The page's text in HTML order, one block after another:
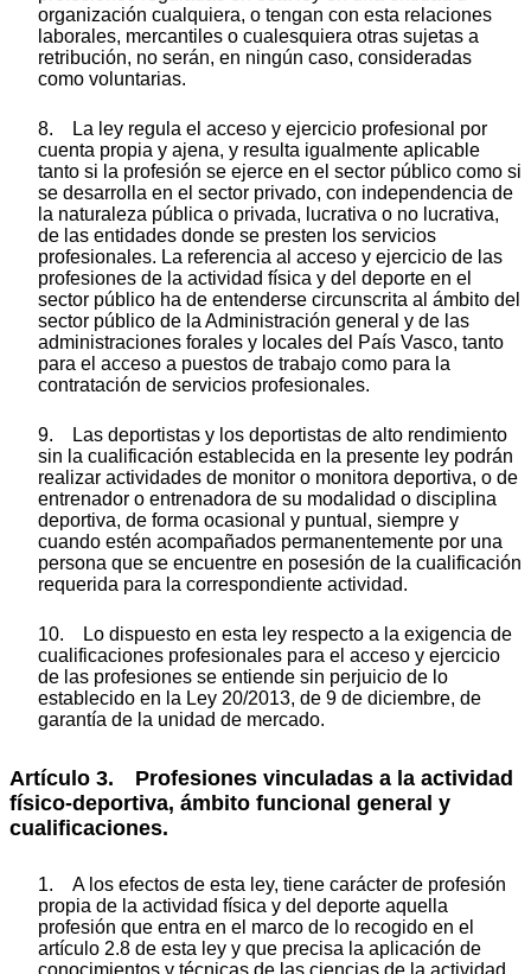
organización cualquiera, o tengan con esta relaciones
laborales, mercantiles o cualesquiera otras sujetas a
retribución, no serán, en ningún caso, consideradas
como voluntarias.
8. La ley regula el acceso y ejercicio profesional por
cuenta propia y ajena, y resulta igualmente aplicable
tanto si la profesión se ejerce en el sector público como si
se desarrolla en el sector privado, con independencia de
la naturaleza pública o privada, lucrativa o no lucrativa,
de las entidades donde se presten los servicios
profesionales. La referencia al acceso y ejercicio de las
profesiones de la actividad física y del deporte en el
sector público ha de entenderse circunscrita al ámbito del
sector público de la Administración general y de las
administraciones forales y locales del País Vasco, tanto
para el acceso a puestos de trabajo como para la
contratación de servicios profesionales.
9. Las deportistas y los deportistas de alto rendimiento
sin la cualificación establecida en la presente ley podrán
realizar actividades de monitor o monitora deportiva, o de
entrenador o entrenadora de su modalidad o disciplina
deportiva, de forma ocasional y puntual, siempre y
cuando estén acompañados permanentemente por una
persona que se encuentre en posesión de la cualificación
requerida para la correspondiente actividad.
10. Lo dispuesto en esta ley respecto a la exigencia de
cualificaciones profesionales para el acceso y ejercicio
de las profesiones se entiende sin perjuicio de lo
establecido en la Ley 20/2013, de 9 de diciembre, de
garantía de la unidad de mercado.
Artículo 3. Profesiones vinculadas a la actividad
físico-deportiva, ámbito funcional general y
cualificaciones.
1. A los efectos de esta ley, tiene carácter de profesión
propia de la actividad física y del deporte aquella
profesión que entra en el marco de lo recogido en el
artículo 2.8 de esta ley y que precisa la aplicación de
conocimientos y técnicas de las ciencias de la actividad